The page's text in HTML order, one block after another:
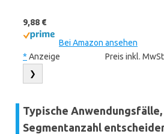
9,88 €
Bei Amazon ansehen
* Anzeige Preis inkl.
❯
Typische
Segmentanzahl